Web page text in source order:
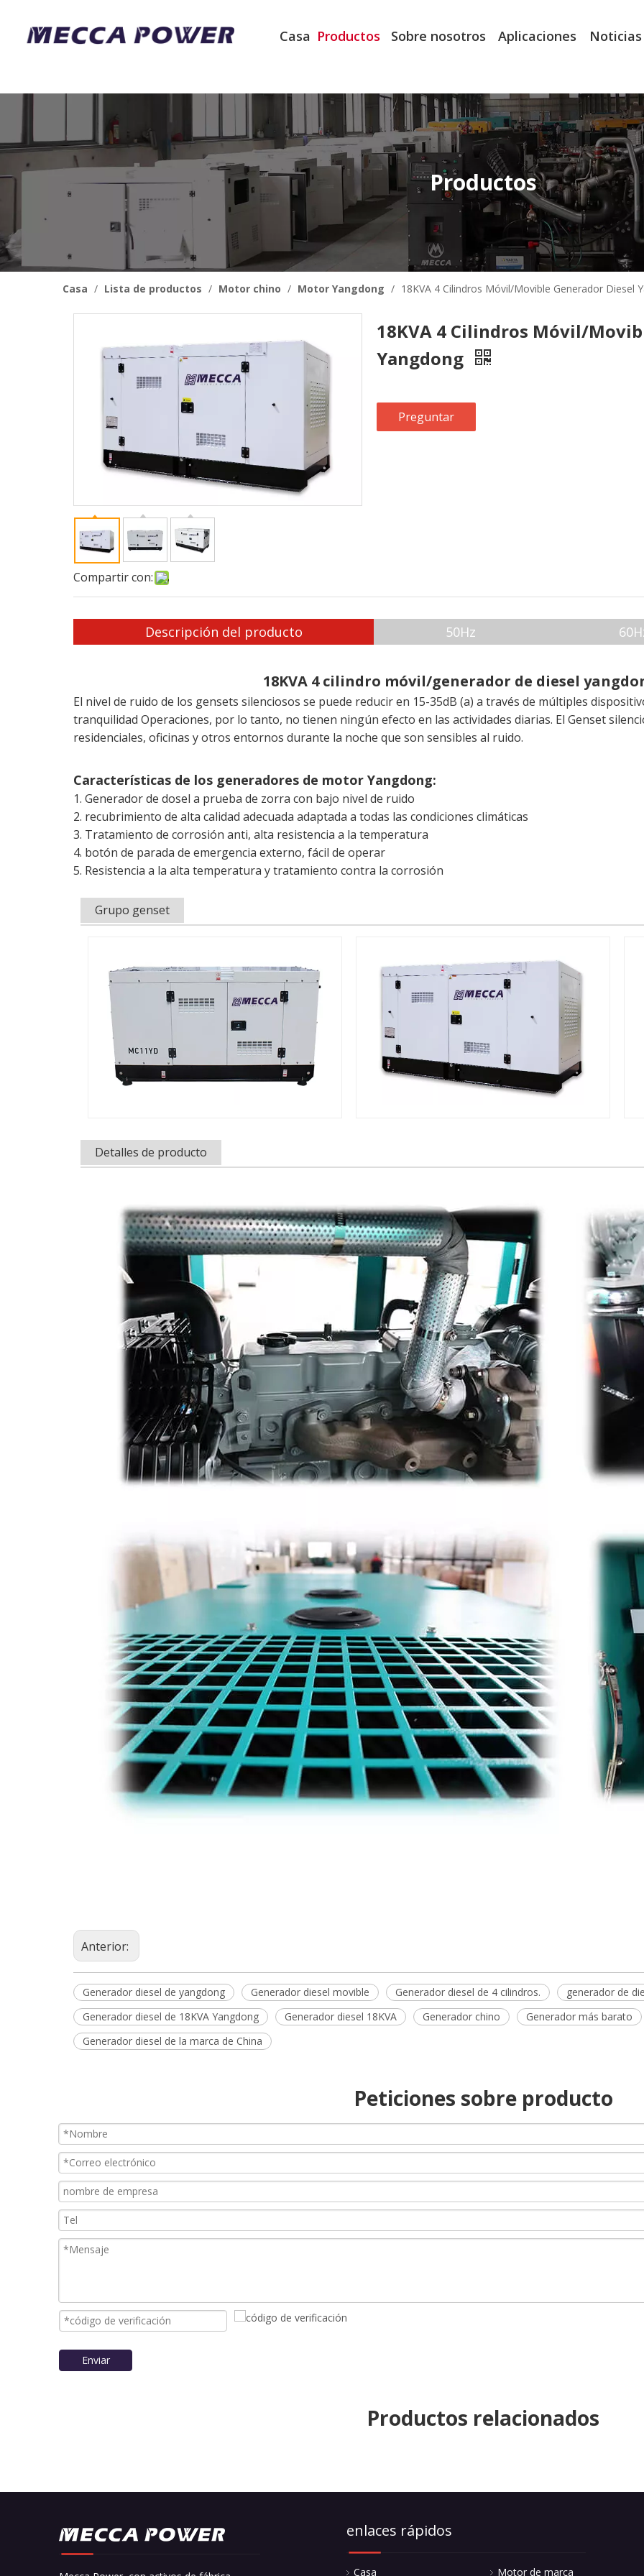
Casa Productos Sobre nosotros Aplicaciones
Productos
Casa / Lista de productos / Motor chino / Motor Yangdong / 18KVA 4 Cilindros Móvil/Movible Generador Diesel
Compartir con:
18KVA 4 Cilindros Móvil/
Yangdong
Preguntar
Descripción del producto 50Hz
18KVA 4 cilindro móvil/generador de diesel
El nivel de ruido de los gensets silenciosos se puede reducir en 15-35dB (a) a través de múltiples
tranquilidad Operaciones, por lo tanto, no tienen ningún efecto en las actividades diarias. El Genset
residenciales, oficinas y otros entornos durante la noche que son sensibles al ruido.
Características de los generadores de motor Yangdong:
1. Generador de dosel a prueba de zorra con bajo nivel de ruido
2. recubrimiento de alta calidad adecuada adaptada a todas las condiciones climáticas
3. Tratamiento de corrosión anti, alta resistencia a la temperatura
4. botón de parada de emergencia externo, fácil de operar
5. Resistencia a la alta temperatura y tratamiento contra la corrosión
Grupo genset
Detalles de producto
Anterior:
Generador diesel de yangdong Generador diesel movible Generador diesel de 4 cilindros.
generador de
Generador diesel de 18KVA Yangdong
Generador diesel 18KVA Generador chino Generador más barato
Generador diesel de la marca de China
Peticiones sobre producto
Enviar
Productos relacionados
enlaces rápidos
Casa Motor de marca